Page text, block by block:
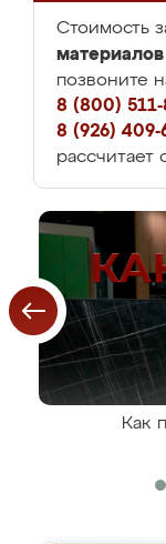
Стоимость
материалов
позвоните
8 (800) 511-
8 (926) 409-
рассчитает
Как